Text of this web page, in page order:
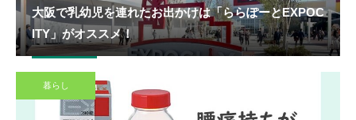
大阪で乳幼児を連れたお出かけは「ららぽーとEXPOC
ITY」がオススメ！
暮らし